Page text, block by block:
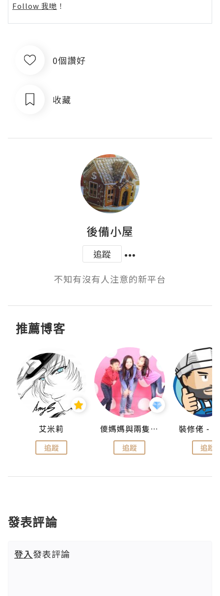
Follow 我哋 ！
0個讚好
收藏
後備小屋
追蹤
不知有沒有人注意的新平台
推薦博客
艾米莉
追蹤
儍媽媽與兩隻小魔怪之家
追蹤 追蹤
發表評論
登入發表評論